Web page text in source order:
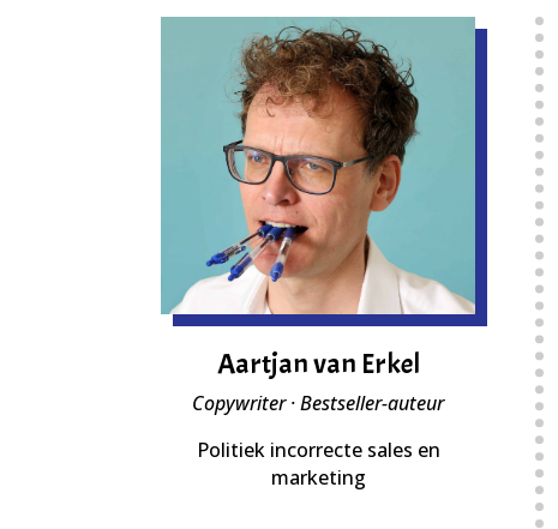
Aartjan van Erkel
Copywriter · Bestseller-auteur
Politiek incorrecte sales en
marketing